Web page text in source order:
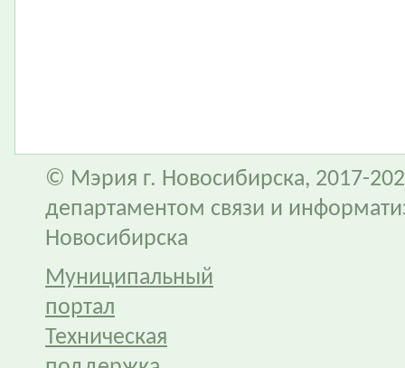
© Мэрия г. Новосибирска, 2017-
департаментом связи и
Новосибирска
Муниципальный
портал
Техническая